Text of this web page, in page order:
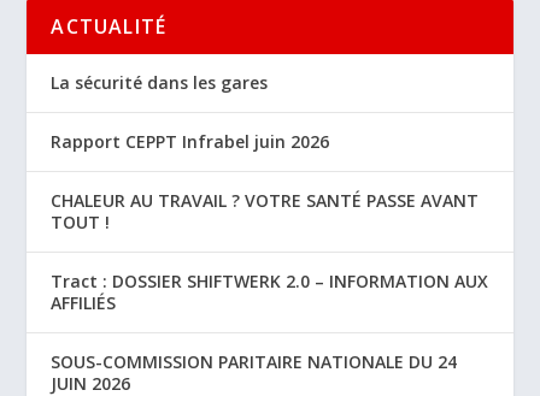
ACTUALITÉ
La sécurité dans les gares
Rapport CEPPT Infrabel juin 2026
CHALEUR AU TRAVAIL ? VOTRE SANTÉ PASSE AVANT
TOUT !
Tract : DOSSIER SHIFTWERK 2.0 – INFORMATION AUX
AFFILIÉS
SOUS-COMMISSION PARITAIRE NATIONALE DU 24
JUIN 2026